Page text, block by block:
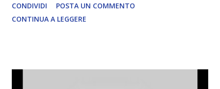
CONDIVIDI
POSTA UN COMMENTO
CONTINUA A LEGGERE